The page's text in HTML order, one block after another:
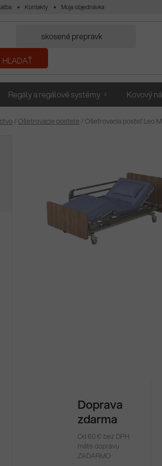
Kontakty Moja objednávka
HĽADAŤ
Regály a regálové systémy Kovový
/ Ošetrovacie postele / Ošetrovacia posteľ Leo M
Doprava
zdarma
Od 60 € bez DPH
máte dopravu
ZADARMO